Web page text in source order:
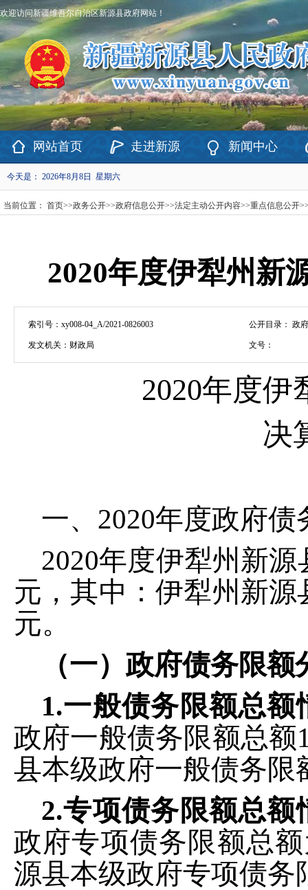
欢迎访问新疆维吾尔自治区新源县政府网站！
网站首页 走进新源 新闻中心
今天是： 2026年8月8日 星期六
当前位置： 首页>>政务公开>>政府信息公开>>法定主动公开内容>>重点信息公开
2020年度伊犁州新
索引号： xy008-04_A/2021-0826003 公开目录： 政
发文机关： 财政局 文号：
2020年度伊
决
一、 2020年度政府债
2020年度伊犁州新源
元，其中：伊犁州新源
元。
（一）政府债务限额
1.一般债务限额总额
政府一般债务限额总额
县本级政府一般债务限
2.专项债务限额总额
政府专项债务限额总
源县本级政府专项债务